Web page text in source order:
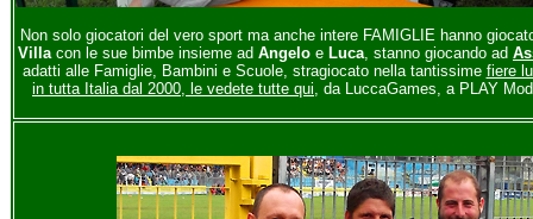
Non solo giocatori del vero sport ma anche intere FAMIGLIE hanno
Villacon le sue bimbe insieme ad Angelo e Luca, stanno giocando ad
adatti alle Famiglie, Bambini e Scuole, stragiocato nella tantissime fiere
in tutta Italia dal 2000, le vedete tutte qui, da LuccaGames, a PLAY